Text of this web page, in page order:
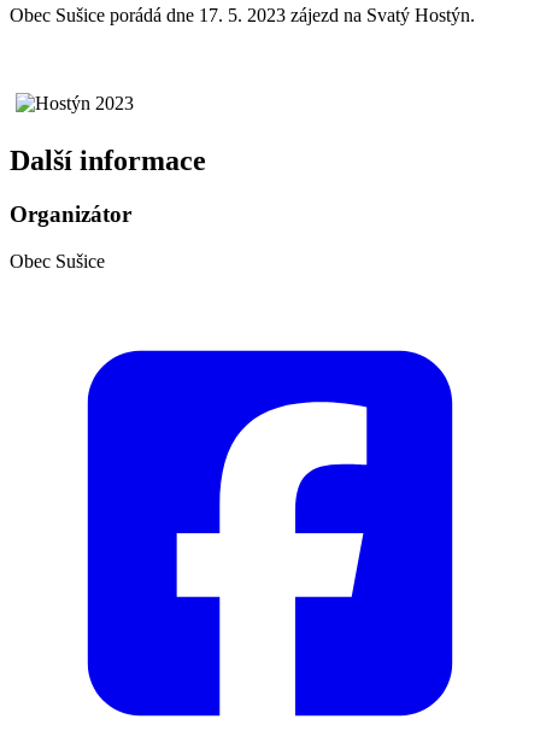
Obec Sušice porádá dne 17. 5. 2023 zájezd na Svatý Hostýn.
Další informace
Organizátor
Obec Sušice